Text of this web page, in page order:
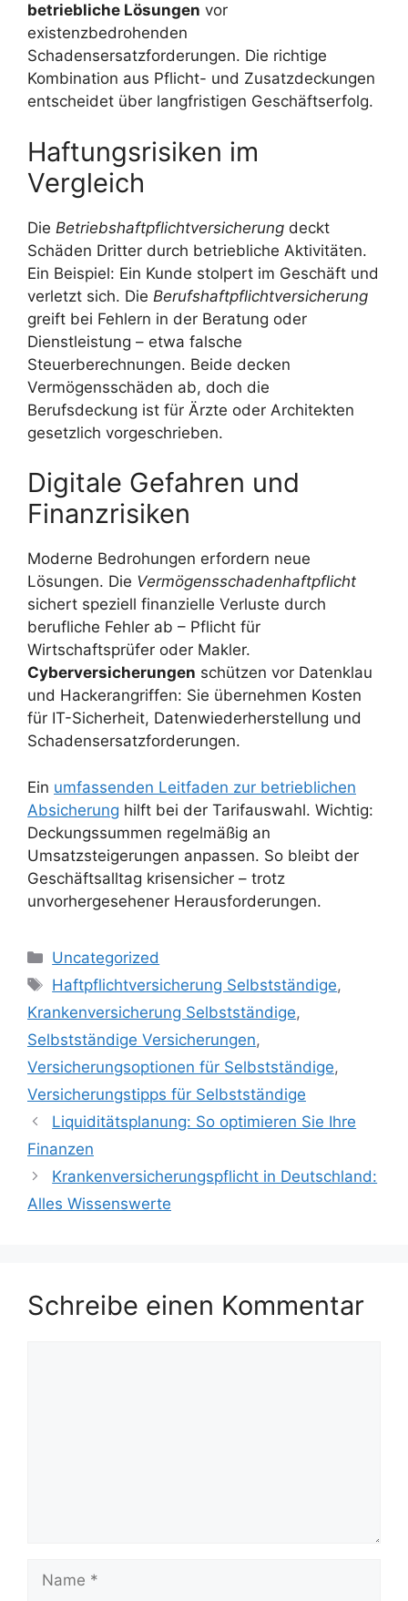
betriebliche Lösungen vor
existenzbedrohenden
Schadensersatzforderungen. Die richtige
Kombination aus Pflicht- und Zusatzdeckungen
entscheidet über langfristigen Geschäftserfolg.
Haftungsrisiken im
Vergleich
Die Betriebshaftpflichtversicherung deckt
Schäden Dritter durch betriebliche Aktivitäten.
Ein Beispiel: Ein Kunde stolpert im Geschäft und
verletzt sich. Die Berufshaftpflichtversicherung
greift bei Fehlern in der Beratung oder
Dienstleistung – etwa falsche
Steuerberechnungen. Beide decken
Vermögensschäden ab, doch die
Berufsdeckung ist für Ärzte oder Architekten
gesetzlich vorgeschrieben.
Digitale Gefahren und
Finanzrisiken
Moderne Bedrohungen erfordern neue
Lösungen. Die Vermögensschadenhaftpflicht
sichert speziell finanzielle Verluste durch
berufliche Fehler ab – Pflicht für
Wirtschaftsprüfer oder Makler.
Cyberversicherungen schützen vor Datenklau
und Hackerangriffen: Sie übernehmen Kosten
für IT-Sicherheit, Datenwiederherstellung und
Schadensersatzforderungen.
Ein umfassenden Leitfaden zur betrieblichen
Absicherung hilft bei der Tarifauswahl. Wichtig:
Deckungssummen regelmäßig an
Umsatzsteigerungen anpassen. So bleibt der
Geschäftsalltag krisensicher – trotz
unvorhergesehener Herausforderungen.
Kategorien
Uncategorized
Schlagwörter
Haftpflichtversicherung Selbstständige,
Krankenversicherung Selbstständige,
Selbstständige Versicherungen,
Versicherungsoptionen für Selbstständige,
Versicherungstipps für Selbstständige
Liquiditätsplanung: So optimieren Sie Ihre
Finanzen
Krankenversicherungspflicht in Deutschland:
Alles Wissenswerte
Schreibe einen Kommentar